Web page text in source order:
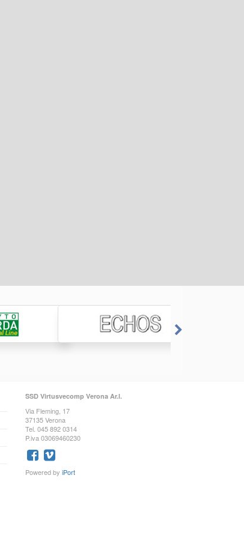
SSD Virtusvecomp Verona Ar.l.
Via Fleming, 17
37135 Verona
Tel. 045 892 0314
P.iva 03069460230
Powered by iPort